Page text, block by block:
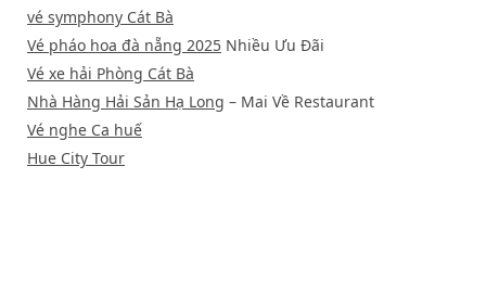
vé symphony Cát Bà
Vé pháo hoa đà nẵng 2025 Nhiều Ưu Đãi
Vé xe hải Phòng Cát Bà
Nhà Hàng Hải Sản Hạ Long – Mai Về Restaurant
Vé nghe Ca huế
Hue City Tour